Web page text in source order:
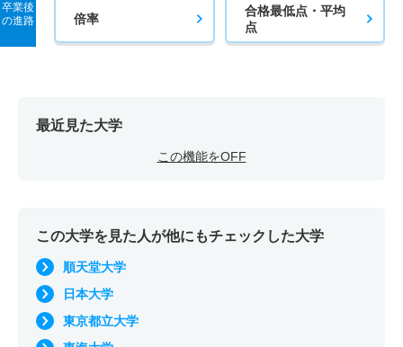
卒業後
の進路
倍率
合格最低点・平均
点
最近見た大学
この機能をOFF
この大学を見た人が他にもチェックした大学
順天堂大学
日本大学
東京都立大学